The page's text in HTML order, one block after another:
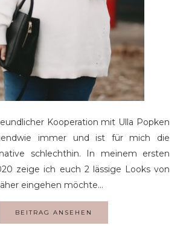
Kooperation mit Ulla Popken
immer und ist für mich die
schlechthin. In meinem ersten
zeige ich euch 2 lässige Looks von
eingehen möchte…
BEITRAG ANSEHEN